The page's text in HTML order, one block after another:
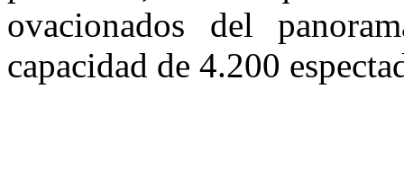
ovacionados del
capacidad de 4.200